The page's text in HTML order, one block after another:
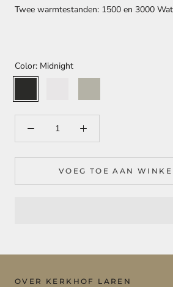
Twee warmtestanden: 1500 en 3000
Color: Midnight
VOEG TOE AAN
OVER KERKHOF LAREN